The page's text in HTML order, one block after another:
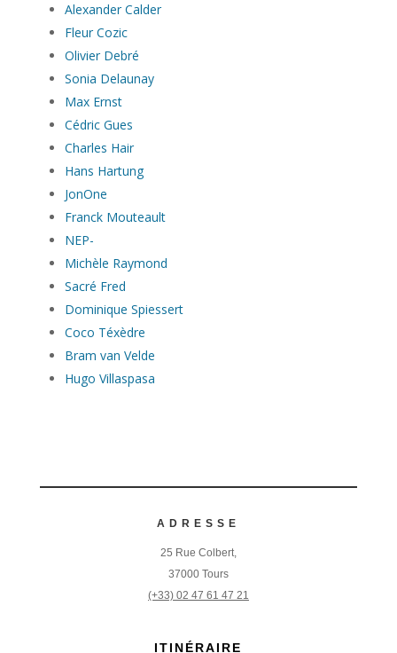
Alexander Calder
Fleur Cozic
Olivier Debré
Sonia Delaunay
Max Ernst
Cédric Gues
Charles Hair
Hans Hartung
JonOne
Franck Mouteault
NEP-
Michèle Raymond
Sacré Fred
Dominique Spiessert
Coco Téxèdre
Bram van Velde
Hugo Villaspasa
ADRESSE
25 Rue Colbert,
37000 Tours
(+33) 02 47 61 47 21
ITINÉRAIRE